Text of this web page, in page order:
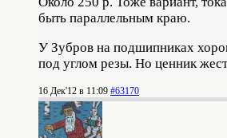
быть параллельным краю.
У Зубров на подшипниках
под углом резы. Но ценник
16 Дек'12 в 11:09 #63170